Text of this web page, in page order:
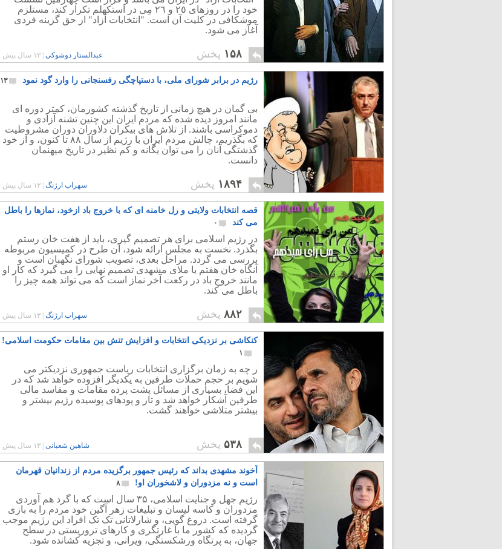
خود را در روزهای ٢٥ و ٢٦ مِی در استکهلم تکرار کند، مستلزم
موشکافی در کلیت آن است. "انتخابات آزاد" از حق گزینه فردی
آغاز می شود.
۱۵۸ پخش عبدالستار دوشوکی ۱۳ سال پیش
رژیم در برابر شورای ملی، با دستپاچگی رفسنجانی را وارد گود نمود ۱۳
بی گمان در هیچ زمانی از تاریخ گذشته کشورمان، کمتر دوره ای
مانند امروز دیده شده که مردم ایران این چنین تشنه آزادی و
دموکراسی باشند. از تلاش های بیکران دلاوران دوران مشروطیت
که بگذریم، چالش مردم ایران با رژیم از سال ۸۸ تا کنون، و از خود
گذشتگی آنان را می توان یگانه و کم نظیر در تاریخ میهنمان
دانست.
۱۸۹۴ پخش سهراب ارژنگ ۱۳ سال پیش
قصه انتخابات ولایتی و رل خامنه ای که با خروج باد ازخود، نمازها را باطل
می کند
۰
در رژیم اسلامی برای هر تصمیم گیری، باید از هفت خان رستم
بگذرد. نخست به مجلس ارائه شود، آن طرح در کمیسیون مربوطه
بررسی می گردد. مراحل بعدی، تصویب شورای نگهبان است و
آنگاه خان هفتم یا ملای مشهدی تصمیم نهایی را می گیرد که کار او
مانند خروج باد در رکعت آخر نماز است که می تواند همه چیز را
باطل می کند.
۸۸۲ پخش سهراب ارژنگ ۱۳ سال پیش
کنکاشی بر نزدیکی انتخابات و افزایش تنش بین مقامات حکومت اسلامی!
۱
ر چه به زمان برگزاری انتخابات رياست جمهوری نزديكتر می
شويم بر حجم حملات طرفين به يكديگر افزوده خواهد شد كه در
اين فضا، بسياری از مسائل پشت پرده مقامات و مفاسد مالی
طرفين آشكار خواهد شد و تار و پودهای پوسيده رژيم بيشتر و
بیشتر متلاشی خواهند گشت.
۵۳۸ پخش شاهین شعبانی ۱۳ سال پیش
آخوند مشهدی بداند که رئیس جمهور برگزیده مردم از زندانیان قهرمان
است و نه مزدوران و لاشخوران او!
۸
رژیم جهل و جنایت اسلامی، ۳۵ سال است که با گرد هم آوردی
مزدوران و کاسه لیسان و تبلیغات زهر آگین خود مردم را به بازی
گرفته است. دروغ گویی، و شارلاتانی تک تک افراد این رژیم موجب
گردیده که کشور ما با غارتگری و کارهای تروریستی در سطح
جهان، به پرتگاه ورشکستگی، ویرانی، و تجزیه کشانده شود.